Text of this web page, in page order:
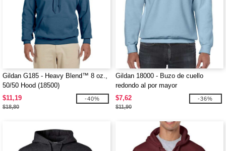
Gildan G185 - Heavy Blend™ 8 oz.,
50/50 Hood (18500)
$11,19
$18,80
-40%
Gildan 18000 - Buzo de cuello
redondo al por mayor
$7,62
$11,90
-36%